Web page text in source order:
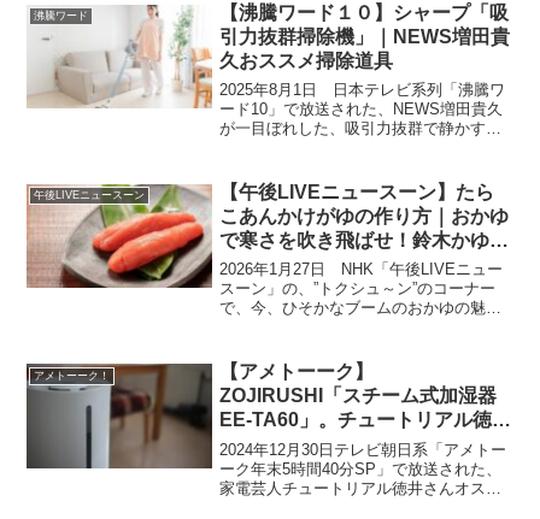
沸騰ワード
【沸騰ワード１０】シャープ「吸
引力抜群掃除機」｜NEWS増田貴
久おススメ掃除道具
2025年8月1日 日本テレビ系列「沸騰ワ
ード10」で放送された、NEWS増田貴久
が一目ぼれした、吸引力抜群で静かすぎ
取り寄せ情報をまとめます。幼い...
午後LIVEニュースーン
【午後LIVEニュースーン】たら
こあんかけがゆの作り方｜おかゆ
で寒さを吹き飛ばせ！鈴木かゆさ
んの絶品レシピ
2026年1月27日 NHK「午後LIVEニュー
スーン」の、”トクシュ～ン”のコーナー
で、今、ひそかなブームのおかゆの魅力
メージでしたが、今は色々な味のおかゆ
があり、専...
アメトーーク！
【アメトーーク】
ZOJIRUSHI「スチーム式加湿器
EE-TA60」。チュートリアル徳井
さんおすすめ最新家電【家電芸人
2024】
2024年12月30日テレビ朝日系「アメトー
ーク年末5時間40分SP」で放送された、
家電芸人チュートリアル徳井さんオスス